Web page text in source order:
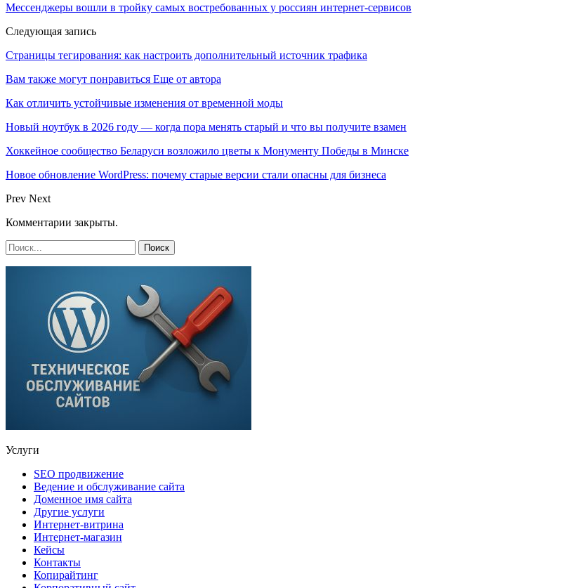
Мессенджеры вошли в тройку самых востребованных у россиян интернет-сервисов
Следующая запись
Страницы тегирования: как настроить дополнительный источник трафика
Вам также могут понравиться Еще от автора
Как отличить устойчивые изменения от временной моды
Новый ноутбук в 2026 году — когда пора менять старый и что вы получите взамен
Хоккейное сообщество Беларуси возложило цветы к Монументу Победы в Минске
Новое обновление WordPress: почему старые версии стали опасны для бизнеса
Prev Next
Комментарии закрыты.
Услуги
SEO продвижение
Ведение и обслуживание сайта
Доменное имя сайта
Другие услуги
Интернет-витрина
Интернет-магазин
Кейсы
Контакты
Копирайтинг